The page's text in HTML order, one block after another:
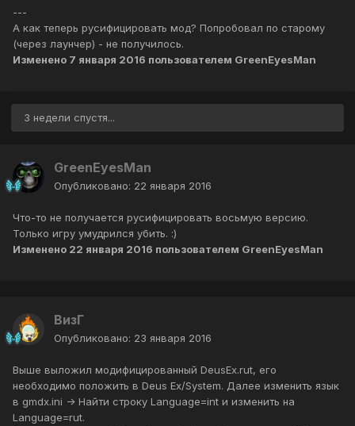
---
А как теперь русифицировать мод? Попробовал по старому
(через лаунчер) - не получилось.
Изменено 7 января 2016 пользователем GreenEyesMan
3 недели спустя...
GreenEyesMan
Опубликовано: 22 января 2016
Что-то не получается русифицировать восьмую версию.
Только игру умудрился убить. :)
Изменено 22 января 2016 пользователем GreenEyesMan
ВизГ
Опубликовано: 23 января 2016
Выше выложил модифицированный DeusEx.rut, его
необходимо положить в Deus Ex/System. Далее изменить язык
в gmdx.ini -> Найти строку Language=int и изменить на
Language=rut.